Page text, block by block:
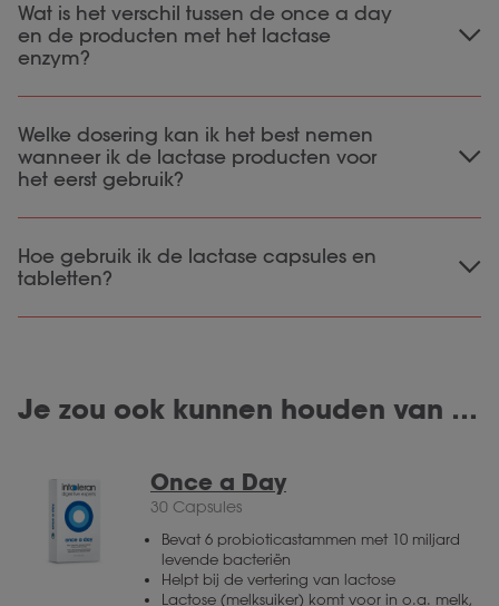
Wat is het verschil tussen de once a day
en de producten met het lactase
enzym?
capsules wordt de lactose uit de voeding
direct verteerd.De once a day is een
probiotica met een gemiddelde
van 5-14 dagen.
Welke dosering kan ik het best nemen
wanneer ik de lactase producten voor
het eerst gebruik?
raden we aan om te beginnen met de
hoogste dosering (per maaltijd):
Lactase 2500: 4 tabletjes
Hoe gebruik ik de lactase capsules en
tabletten?
tabletten kauwt kunnen ze aan de kiezen
doorslikken. Wanneer je moeite hebt met
slikken, kan je de capsule ook opendraaien en
de inhoud oplossen in een glas water.
Je zou ook kunnen houden van …
Once a Day
30 Capsules
Bevat 6 probioticastammen met 10 miljard
levende bacteriën
Helpt bij de vertering van lactose
Lactose (melksuiker) komt voor in o.a. melk,